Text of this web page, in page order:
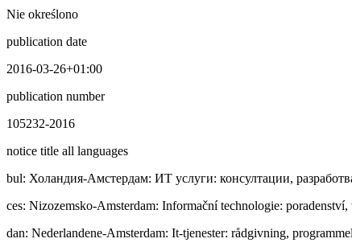
Nie określono
publication date
2016-03-26+01:00
publication number
105232-2016
notice title all languages
bul: Холандия-Амстердам: ИТ услуги: консултации,
ces: Nizozemsko-Amsterdam: Informační technologie:
dan: Nederlandene-Amsterdam: It-tjenester: rådgivning,